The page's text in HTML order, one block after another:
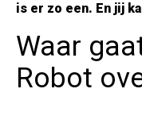
is er zo een. En jij
Waar
Robot